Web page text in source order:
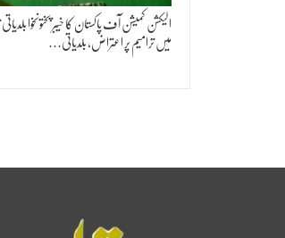
الیکشن کمیشن آف پاکستان کا خیبر پختونخوا
میں ترامیم پر اعتراض، بلدیاتی…